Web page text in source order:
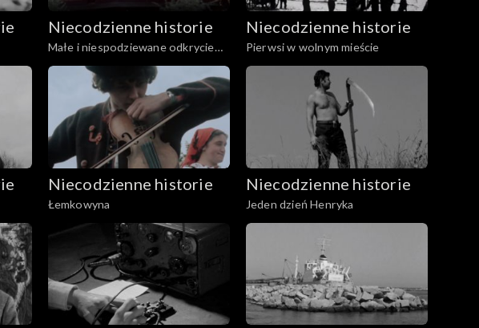
Niecodzienne historie
Małe i niespodziewane odkrycie
Śmierci
Niecodzienne historie
Pierwsi w wolnym mieście
Niecodzienne historie
Łemkowyna
Niecodzienne historie
Jeden dzień Henryka